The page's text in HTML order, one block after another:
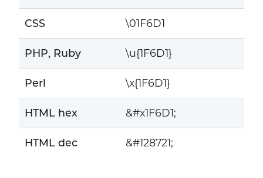
CSS \01F6D1
PHP, Ruby \u{1F6D1}
Perl \x{1F6D1}
HTML hex &#x1F6D1;
HTML dec &#128721;